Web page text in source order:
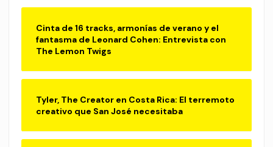
Cinta de 16 tracks, armonías de verano y el
fantasma de Leonard Cohen: Entrevista con
The Lemon Twigs
Tyler, The Creator en Costa Rica: El terremoto
creativo que San José necesitaba